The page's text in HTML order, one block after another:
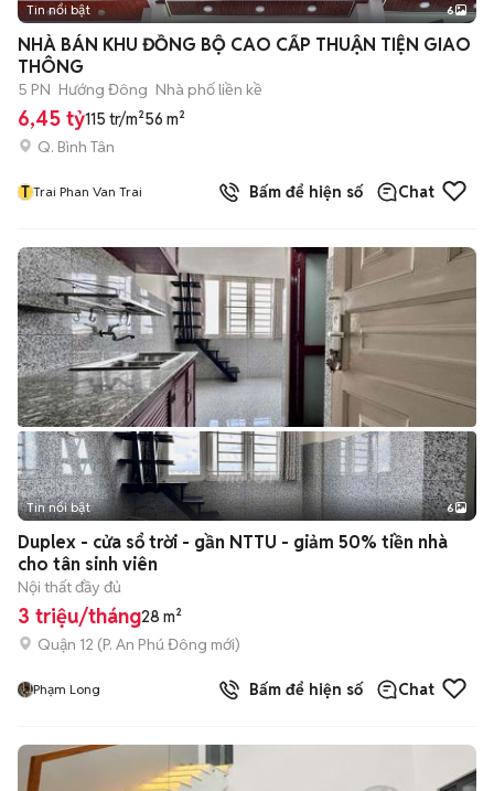
+2
Tin nổi bật 6
NHÀ BÁN KHU ĐỒNG BỘ CAO CẤP THUẬN TIỆN GIAO
THÔNG
5 PN Hướng Đông Nhà phố liền kề
6,45 tỷ115 tr/m²56 m²
Q. Bình Tân
T Trai Phan Van Trai Bấm để hiện số Chat
+2
Tin nổi bật 6
Duplex - cửa sổ trời - gần NTTU - giảm 50% tiền nhà
cho tân sinh viên
Nội thất đầy đủ
3 triệu/tháng28 m²
Quận 12 (P. An Phú Đông mới)
Phạm Long Bấm để hiện số Chat